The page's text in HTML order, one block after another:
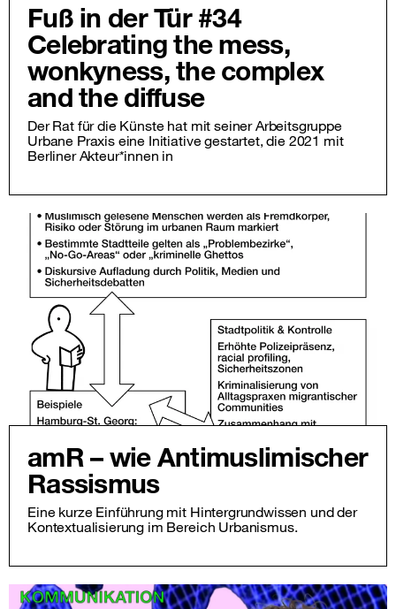
Fuß in der Tür #34
Celebrating the mess,
wonkyness, the complex
and the diffuse
Der Rat für die Künste hat mit seiner Arbeitsgruppe
Urbane Praxis eine Initiative gestartet, die 2021 mit
Berliner Akteur*innen in
amR – wie Antimuslimischer
Rassismus
Eine kurze Einführung mit Hintergrundwissen und der
Kontextualisierung im Bereich Urbanismus.